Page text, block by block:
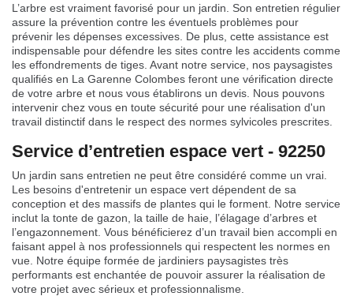
L’arbre est vraiment favorisé pour un jardin. Son entretien régulier
assure la prévention contre les éventuels problèmes pour
prévenir les dépenses excessives. De plus, cette assistance est
indispensable pour défendre les sites contre les accidents comme
les effondrements de tiges. Avant notre service, nos paysagistes
qualifiés en La Garenne Colombes feront une vérification directe
de votre arbre et nous vous établirons un devis. Nous pouvons
intervenir chez vous en toute sécurité pour une réalisation d'un
travail distinctif dans le respect des normes sylvicoles prescrites.
Service d’entretien espace vert - 92250
Un jardin sans entretien ne peut être considéré comme un vrai.
Les besoins d'entretenir un espace vert dépendent de sa
conception et des massifs de plantes qui le forment. Notre service
inclut la tonte de gazon, la taille de haie, l’élagage d’arbres et
l’engazonnement. Vous bénéficierez d’un travail bien accompli en
faisant appel à nos professionnels qui respectent les normes en
vue. Notre équipe formée de jardiniers paysagistes très
performants est enchantée de pouvoir assurer la réalisation de
votre projet avec sérieux et professionnalisme.